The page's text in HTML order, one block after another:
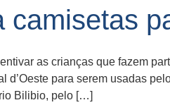
camisetas
as crianças que fazem
d’Oeste para serem usadas
Bilibio, pelo […]